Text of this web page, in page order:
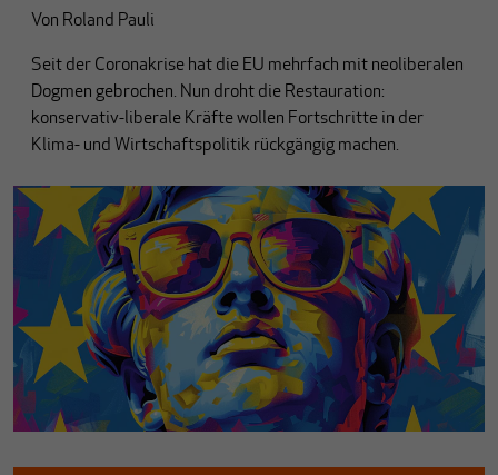
Von Roland Pauli
Seit der Coronakrise hat die EU mehrfach mit neoliberalen
Dogmen gebrochen. Nun droht die Restauration:
konservativ-liberale Kräfte wollen Fortschritte in der
Klima- und Wirtschaftspolitik rückgängig machen.